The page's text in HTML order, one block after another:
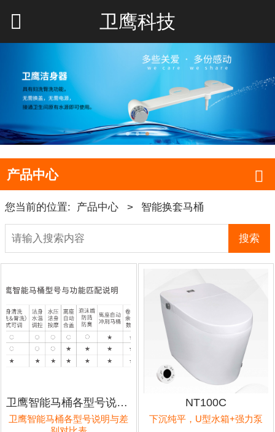
卫鹰科技
产品中心
您当前的位置: 产品中心 > 智能换套马桶
搜索
卫鹰智能马桶各型号说明与差别对比表
卫鹰智能马桶各型号说明与差
NT100C
下沉纯平，U型水箱+强力泵